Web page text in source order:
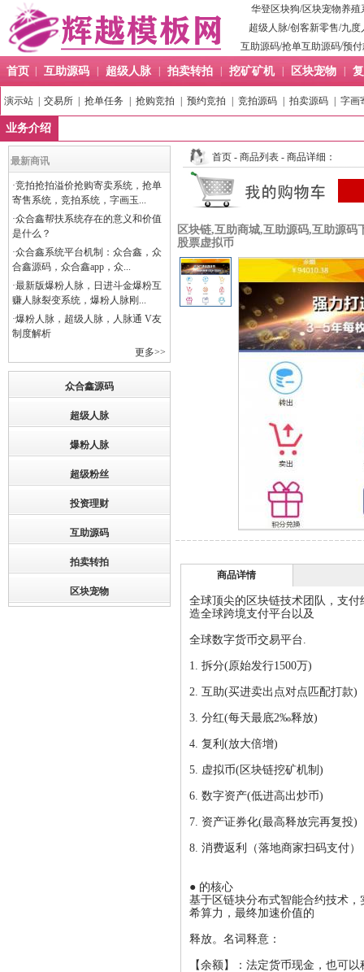
华登区块狗/区块宠物养殖
超级人脉/创客新零售/九度
互助源码/抢单互助源码/预
首页 互助源码 超级人脉 拍卖转拍 挖矿矿机 区块宠物
演示站 交易所 抢单任务 抢购竞拍 预约竞拍 竞拍源码 拍卖源码 字画
业务介绍
最新商讯
·竞拍抢拍溢价抢购寄卖系统，抢单
寄售系统，竞拍系统，字画玉...
·众合鑫帮扶系统存在的意义和价值
是什么？
·众合鑫系统平台机制：众合鑫，众
合鑫源码，众合鑫app，众...
·最新版爆粉人脉，日进斗金爆粉互
赚人脉裂变系统，爆粉人脉刚...
·爆粉人脉，超级人脉，人脉通 V友
制度解析
更多>>
众合鑫源码
超级人脉
爆粉人脉
超级粉丝
投资理财
互助源码
拍卖转拍
区块宠物
首页 - 商品列表 - 商品详细：
区块链,互助商城,互助源码,互助源码
股票虚拟币
商品详情
全球顶尖的区块链技术团队，支
造全球跨境支付平台以及
全球数字货币交易平台.
1. 拆分(原始发行1500万)
2. 互助(买进卖出点对点匹配打款)
3. 分红(每天最底2‰释放)
4. 复利(放大倍增)
5. 虚拟币(区块链挖矿机制)
6. 数字资产(低进高出炒币)
7. 资产证券化(最高释放完再复投)
8. 消费返利（落地商家扫码支付）
● 的核心
基于区链块分布式智能合约技术
希算力，最终加速价值的
释放。名词释意：
【余额】：法定货币现金，也可